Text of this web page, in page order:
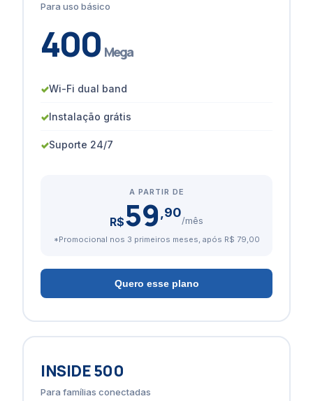
Para uso básico
400 Mega
✓Wi-Fi dual band
✓Instalação grátis
✓Suporte 24/7
A PARTIR DE
R$59 ,90
/mês
*Promocional nos 3 primeiros meses, após R$ 79,00
Quero esse plano
INSIDE 500
Para famílias conectadas